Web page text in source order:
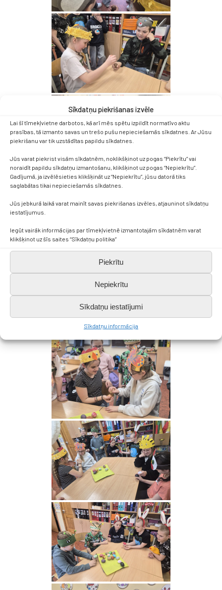
Sīkdatņu piekrišanas izvēle
Lai šī tīmekļvietne darbotos, kā arī mēs spētu izpildīt normatīvo aktu
prasības, tā izmanto savas un trešo pušu nepieciešamās sīkdatnes. Ar Jūsu
piekrišanu var tik uzstādītas papildu sīkdatnes.
Jūs varat piekrist visām sīkdatnēm, noklikšķinot uz pogas “Piekrītu” vai
noraidīt papildu sīkdatņu izmantošanu, klikšķinot uz pogas “Nepiekrītu”.
Gadījumā, ja izvēlēsieties klikšķināt uz “Nepiekrītu”, jūsu datorā tiks
saglabātas tikai nepieciešamās sīkdatnes.
Jūs jebkurā laikā varat mainīt savas piekrišanas izvēles, atjauninot sīkdatņu
iestatījumus.
Iegūt vairāk informācijas par tīmekļvietnē izmantotajām sīkdatnēm varat
klikšķinot uz šīs saites “Sīkdatņu politika”
Piekrītu
Nepiekrītu
Sīkdatņu iestatījumi
Sīkdatņu informācija